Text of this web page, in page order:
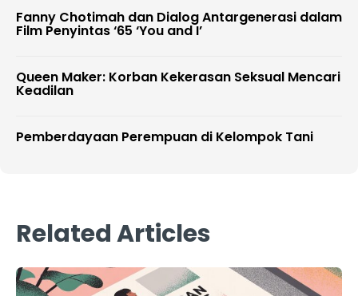
Fanny Chotimah dan Dialog Antargenerasi dalam
Film Penyintas ‘65 ‘You and I’
Queen Maker: Korban Kekerasan Seksual Mencari
Keadilan
Pemberdayaan Perempuan di Kelompok Tani
Related Articles